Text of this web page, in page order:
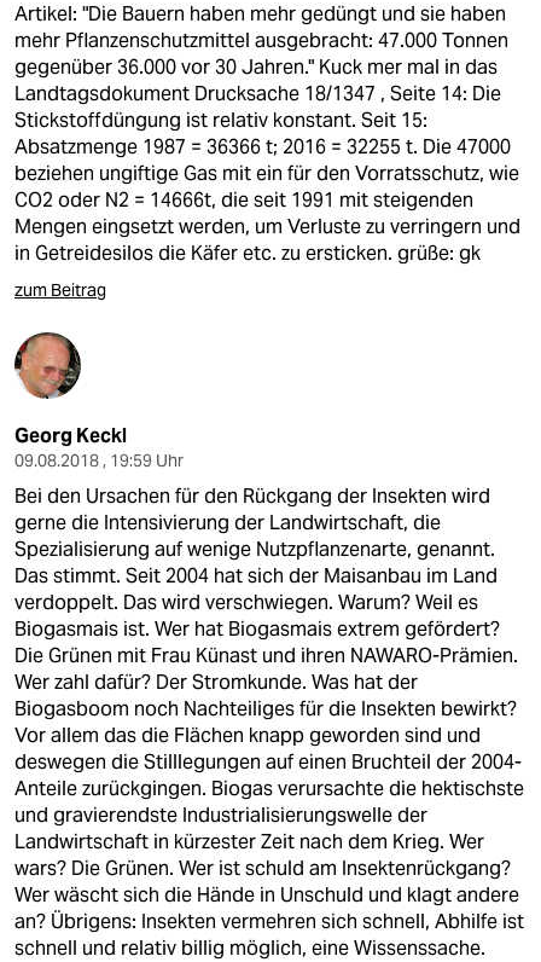
Artikel: "Die Bauern haben mehr gedüngt und sie haben
mehr Pflanzenschutzmittel ausgebracht: 47.000 Tonnen
gegenüber 36.000 vor 30 Jahren." Kuck mer mal in das
Landtagsdokument Drucksache 18/1347 , Seite 14: Die
Stickstoffdüngung ist relativ konstant. Seit 15:
Absatzmenge 1987 = 36366 t; 2016 = 32255 t. Die 47000
beziehen ungiftige Gas mit ein für den Vorratsschutz, wie
CO2 oder N2 = 14666t, die seit 1991 mit steigenden
Mengen eingsetzt werden, um Verluste zu verringern und
in Getreidesilos die Käfer etc. zu ersticken. grüße: gk
zum Beitrag
Georg Keckl
09.08.2018 , 19:59 Uhr
Bei den Ursachen für den Rückgang der Insekten wird
gerne die Intensivierung der Landwirtschaft, die
Spezialisierung auf wenige Nutzpflanzenarte, genannt.
Das stimmt. Seit 2004 hat sich der Maisanbau im Land
verdoppelt. Das wird verschwiegen. Warum? Weil es
Biogasmais ist. Wer hat Biogasmais extrem gefördert?
Die Grünen mit Frau Künast und ihren NAWARO-Prämien.
Wer zahl dafür? Der Stromkunde. Was hat der
Biogasboom noch Nachteiliges für die Insekten bewirkt?
Vor allem das die Flächen knapp geworden sind und
deswegen die Stilllegungen auf einen Bruchteil der 2004-
Anteile zurückgingen. Biogas verursachte die hektischste
und gravierendste Industrialisierungswelle der
Landwirtschaft in kürzester Zeit nach dem Krieg. Wer
wars? Die Grünen. Wer ist schuld am Insektenrückgang?
Wer wäscht sich die Hände in Unschuld und klagt andere
an? Übrigens: Insekten vermehren sich schnell, Abhilfe ist
schnell und relativ billig möglich, eine Wissenssache.